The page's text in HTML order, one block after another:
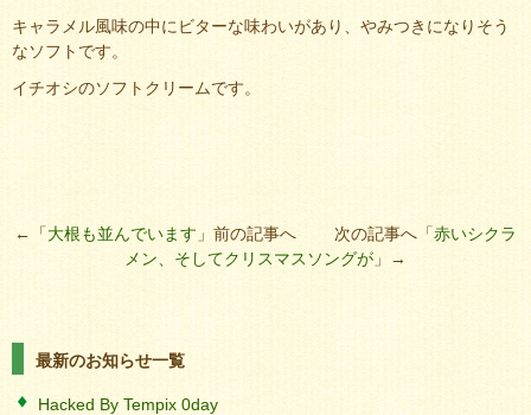
キャラメル風味の中にビターな味わいがあり、やみつきになりそう
なソフトです。
イチオシのソフトクリームです。
←「大根も並んでいます 」前の記事へ 次の記事へ「赤いシクラ
メン、そしてクリスマスソングが」→
最新のお知らせ一覧
Hacked By Tempix 0day